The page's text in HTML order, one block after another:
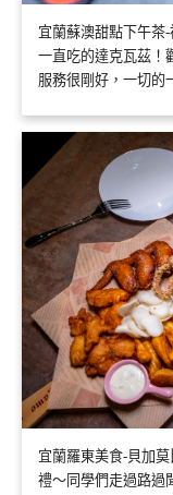
宜蘭蘇澳甜點下午茶
一直吃的達克瓦茲！
服務很剛好，一切的
宜蘭羅東美食-貝加
禮～同學們走過路過